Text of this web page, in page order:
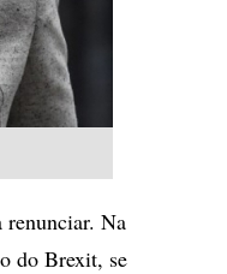
renunciar. Na
do Brexit, se